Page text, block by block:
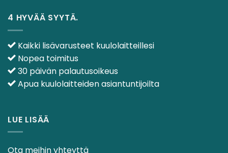
4 HYVÄÄ SYYTÄ.
Kaikki lisävarusteet kuulolaitteillesi
Nopea toimitus
30 päivän palautusoikeus
Apua kuulolaitteiden asiantuntijoilta
LUE LISÄÄ
Ota meihin yhteyttä